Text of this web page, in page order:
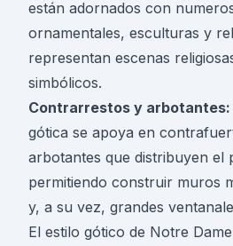
están adornados con
ornamentales, esculturas y
representan escenas
simbólicos.
Contrarrestos y arbotantes:
gótica se apoya en
arbotantes que distribuyen el
permitiendo construir muros
y, a su vez, grandes
El estilo gótico de Notre